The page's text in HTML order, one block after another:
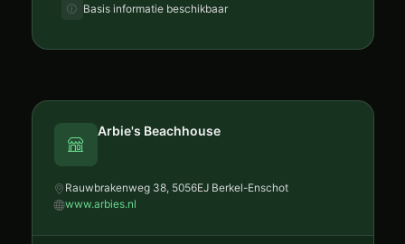
Basis informatie beschikbaar
Arbie's Beachhouse
Rauwbrakenweg 38, 5056EJ Berkel-Enschot
www.arbies.nl